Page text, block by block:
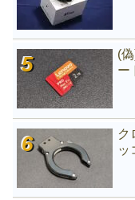
(
ー
ク
ッ